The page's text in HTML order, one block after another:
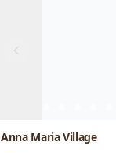
Anna Maria Village